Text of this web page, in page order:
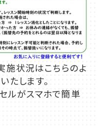
施状況はこちらのよ
たします。
ルがスマホで簡単